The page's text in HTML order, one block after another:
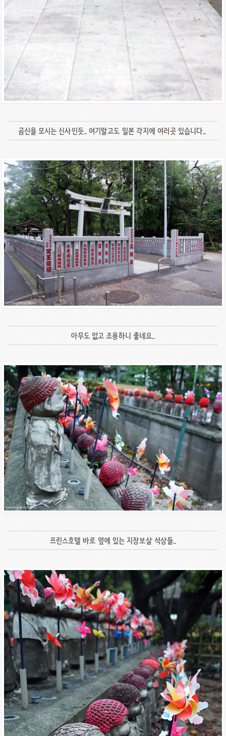
곰신을 모시는 신사인듯.. 여기말고도 일본 각지에 여러곳 있습니다..
아무도 없고 조용하니 좋네요..
프린스호텔 바로 옆에 있는 지장보살 석상들..